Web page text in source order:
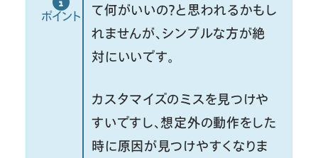
ポイント
て何がいいの？と思われるかもし
れませんが、シンプルな方が絶
対にいいです。
カスタマイズのミスを見つけや
すいですし、想定外の動作をした
時に原因が見つけやすくなりま